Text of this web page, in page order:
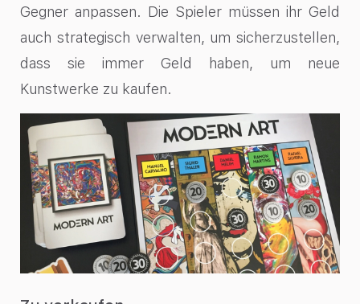
Gegner anpassen. Die Spieler müssen ihr Geld
auch strategisch verwalten, um sicherzustellen,
dass sie immer Geld haben, um neue
Kunstwerke zu kaufen.